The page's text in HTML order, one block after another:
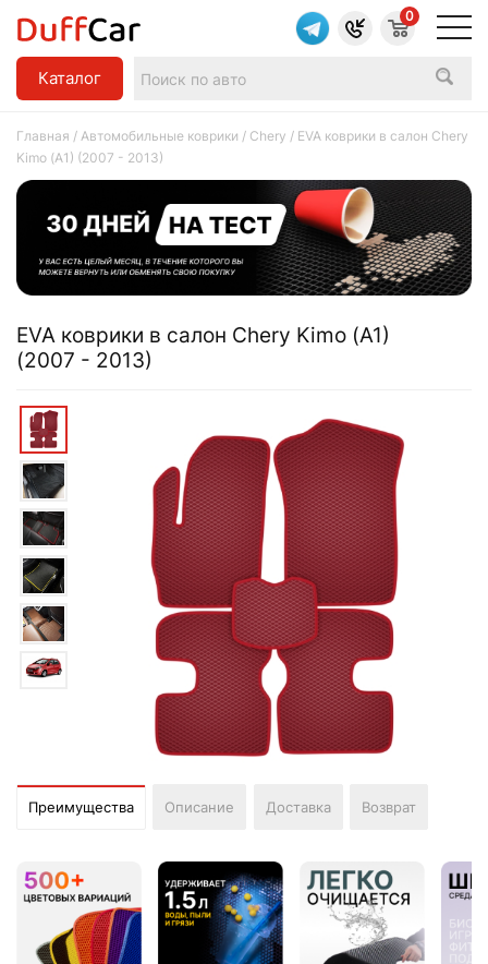
Каталог
0
Главная / Автомобильные коврики / Chery / EVA коврики в салон Chery
Kimo (A1) (2007 - 2013)
EVA коврики в салон Chery Kimo (A1)
(2007 - 2013)
Преимущества Описание Доставка Возврат